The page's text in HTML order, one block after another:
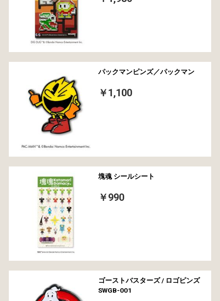
パックマンピンズ／パックマン
￥1,100
塊魂 シールシート
￥990
ゴーストバスターズ / ロゴピンズ
SWGB-001